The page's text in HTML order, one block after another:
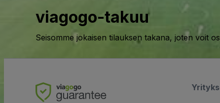
viagogo-takuu
Seisomme jokaisen tilauksen takana, joten voit